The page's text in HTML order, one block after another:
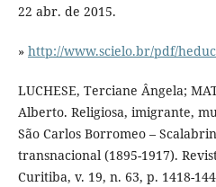
22 abr. de 2015.
» http://www.scielo.br/pdf/
LUCHESE, Terciane Ângela;
Alberto. Religiosa, imigrante,
São Carlos Borromeo –
transnacional (1895-1917).
Curitiba, v. 19, n. 63, p. 1418-